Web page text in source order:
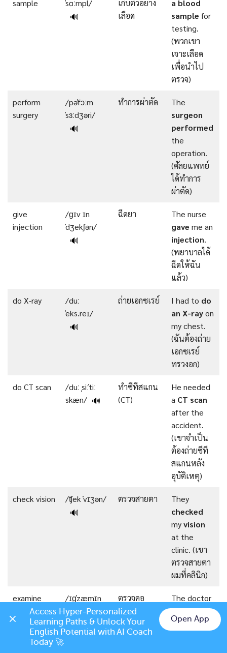
sample
ˈsɑːmpl/
🔊
เก็บตัวอย่าง
เลือด
a blood
sample for
testing.
(พวกเขา
เจาะเลือด
เพื่อนำไป
ตรวจ)
perform
surgery
/pəˈfɔːm
ˈsɜːdʒəri/
🔊
ทำการผ่าตัด
The
surgeon
performed
the
operation.
(ศัลยแพทย์
ได้ทำการ
ผ่าตัด)
give
injection
/ɡɪv ɪn
ˈdʒekʃən/
🔊
ฉีดยา
The nurse
gave me an
injection.
(พยาบาลได้
ฉีดให้ฉัน
แล้ว)
do X-ray
/duː
ˈeks.reɪ/
🔊
ถ่ายเอกซเรย์ I had to do
an X-rayon
my chest.
(ฉันต้องถ่าย
เอกซเรย์
ทรวงอก)
do CT scan
/duː ˌsiːˈtiː
skæn/ 🔊
ทำซีทีสแกน
(CT)
He needed
a CT scan
after the
accident.
(เขาจำเป็น
ต้องถ่ายซีที
สแกนหลัง
อุบัติเหตุ)
check vision
/ʧek ˈvɪʒən/
🔊
ตรวจสายตา
They
checked
myvision
at the
clinic. (เขา
ตรวจสายตา
ผมที่คลินิก)
examine
throat
/ɪɡˈzæmɪn
θrəʊt/ 🔊
ตรวจคอ
The doctor
examined
mythroat
Chat on LINE
Access Hyper-Personalized
Learning Paths & Unlock Your
English Potential with AI Coach
Today 🚀
Open App